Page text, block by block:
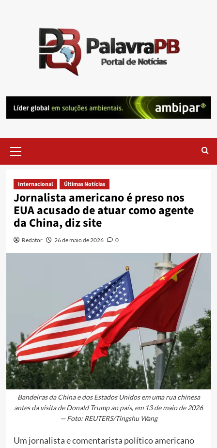
Menu
Internacional Últimas Notícias
Jornalista americano é preso nos
EUA acusado de atuar como agente
da China, diz site
Redator 26 de maio de 2026 0
Bandeiras da China e dos Estados Unidos em uma rua chinesa
antes da visita de Donald Trump ao país, em 13 de maio de 2026
— Foto: REUTERS/Tingshu Wang
Um jornalista e comentarista político americano